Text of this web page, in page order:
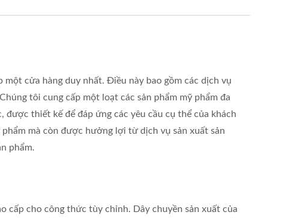
cửa hàng duy nhất. Điều này bao gồm các dịch vụ
tôi cung cấp một loạt các sản phẩm mỹ phẩm đa
được thiết kế để đáp ứng các yêu cầu cụ thể của khách
mà còn được hưởng lợi từ dịch vụ sản xuất sản
phẩm.
cấp cho công thức tùy chỉnh. Dây chuyền sản xuất của